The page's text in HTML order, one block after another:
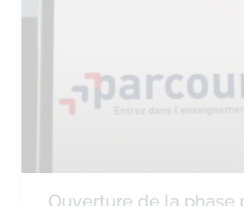
Ouverture de la phase